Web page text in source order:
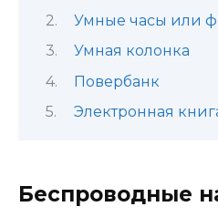
Умные часы или
Умная колонка
Повербанк
Электронная
Беспроводные